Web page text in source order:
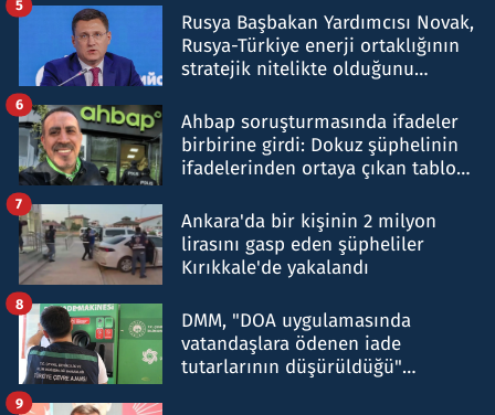
Rusya Başbakan Yardımcısı Novak,
Rusya-Türkiye enerji ortaklığının
stratejik nitelikte olduğunu
5
Ahbap soruşturmasında ifadeler
birbirine girdi: Dokuz şüphelinin
ifadelerinden ortaya çıkan tablo
6
Ankara'da bir kişinin 2 milyon
lirasını gasp eden şüpheliler
Kırıkkale'de yakalandı
7
DMM, "DOA uygulamasında
vatandaşlara ödenen iade
tutarlarının düşürüldüğü"
8
9